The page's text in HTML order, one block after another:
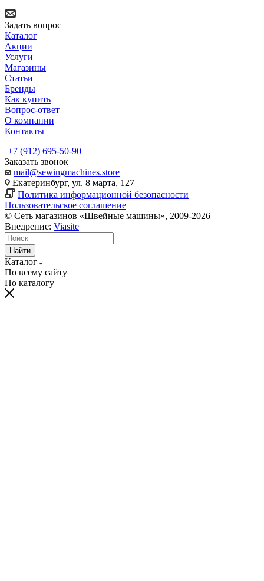
Задать вопрос
Каталог
Акции
Услуги
Магазины
Статьи
Бренды
Как купить
Вопрос-ответ
О компании
Контакты
+7 (912) 695-50-90
Заказать звонок
mail@sewingmachines.store
Екатеринбург, ул. 8 марта, 127
Политика информационной безопасности
Пользовательское соглашение
© Сеть магазинов «Швейные машины», 2009-2026
Внедрение: Viasite
Найти
Каталог
По всему сайту
По каталогу